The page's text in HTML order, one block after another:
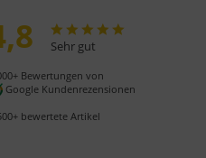
Sehr gut
Bewertungen von
Google Kundenrezensionen
bewertete Artikel